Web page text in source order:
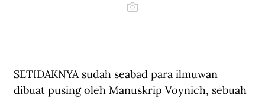
SETIDAKNYA sudah seabad para ilmuwan
dibuat pusing oleh Manuskrip Voynich, sebuah